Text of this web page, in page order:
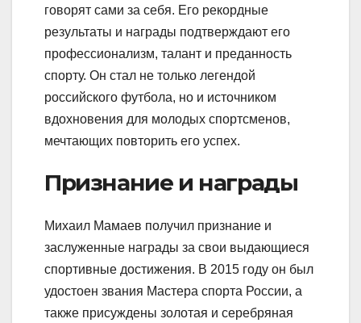
говорят сами за себя. Его рекордные
результаты и награды подтверждают его
профессионализм, талант и преданность
спорту. Он стал не только легендой
российского футбола, но и источником
вдохновения для молодых спортсменов,
мечтающих повторить его успех.
Признание и награды
Михаил Мамаев получил признание и
заслуженные награды за свои выдающиеся
спортивные достижения. В 2015 году он был
удостоен звания Мастера спорта России, а
также присуждены золотая и серебряная